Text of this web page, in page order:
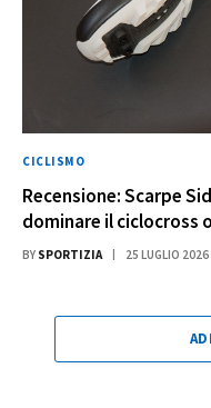
CICLISMO
Recensione: Scarpe
dominare il ciclocross
BY SPORTIZIA 25 LUGLIO 2026